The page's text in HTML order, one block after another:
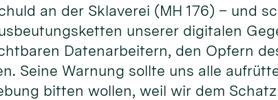
an der Sklaverei (MH 176) – und
unserer digitalen
Datenarbeitern, den Opfern
Seine Warnung sollte uns alle
bitten wollen, weil wir dem